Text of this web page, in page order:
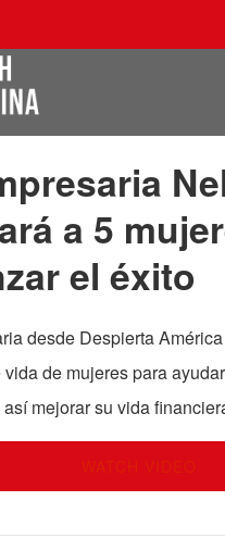
a 5
el éxito
desde Despierta
vida de mujeres para
mejorar su vida